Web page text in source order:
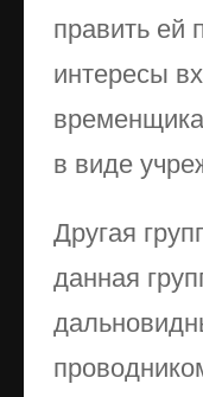
править ей
интересы
в виде
Другая
данная